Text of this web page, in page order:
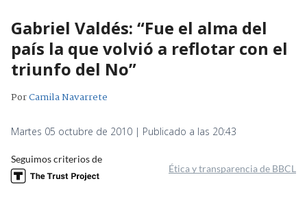
Gabriel Valdés: “Fue el alma del
país la que volvió a reflotar con el
triunfo del No”
PorCamila Navarrete
Martes 05 octubre de 2010 | Publicado a las 20:43
Seguimos criterios de
Ética y transparencia de BBCL